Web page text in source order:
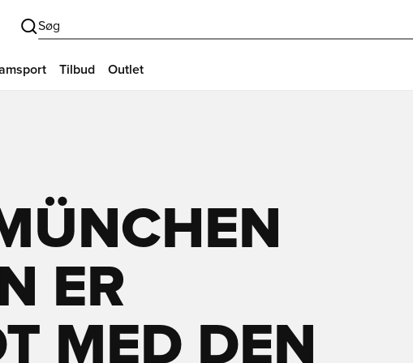
Søg
Tilbud Outlet
ER
MED DEN